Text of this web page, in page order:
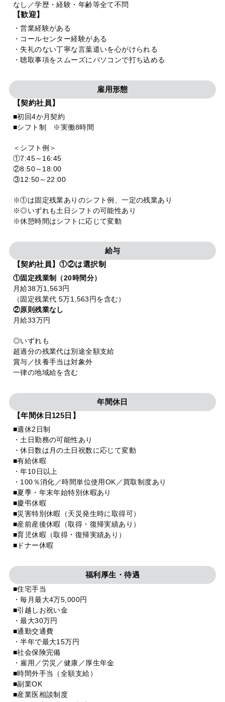
なし／学歴・経験・年齢等全て不問
【歓迎】
・営業経験がある
・コールセンター経験がある
・失礼のない丁寧な言葉遣いを心がけられる
・聴取事項をスムーズにパソコンで打ち込める
雇用形態
【契約社員】
■初回4か月契約
■シフト制 ※実働8時間
＜シフト例＞
①7:45～16:45
②8:50～18:00
③12:50～22:00
※①は固定残業ありのシフト例、一定の残業あり
※◎いずれも土日シフトの可能性あり
※休憩時間はシフトに応じて変動
給与
【契約社員】①②は選択制
①固定残業制（20時間分）
月給38万1,563円
（固定残業代 5万1,563円を含む）
②原則残業なし
月給33万円
◎いずれも
超過分の残業代は別途全額支給
賞与／扶養手当は対象外
一律の地域給を含む
年間休日
【年間休日125日】
■週休2日制
・土日勤務の可能性あり
・休日数は月の土日祝数に応じて変動
■有給休暇
・年10日以上
・100％消化／時間単位使用OK／買取制度あり
■夏季・年末年始特別休暇あり
■慶弔休暇
■災害特別休暇（天災発生時に取得可）
■産前産後休暇（取得・復帰実績あり）
■育児休暇（取得・復帰実績あり）
■ドナー休暇
福利厚生・待遇
■住宅手当
・毎月最大4万5,000円
■引越しお祝い金
・最大30万円
■通勤交通費
・半年で最大15万円
■社会保険完備
・雇用／労災／健康／厚生年金
■時間外手当（全額支給）
■副業OK
■産業医相談制度